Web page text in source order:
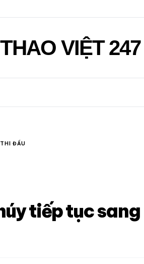
VIỆT 247
ĐẤU
tiếp tục sang